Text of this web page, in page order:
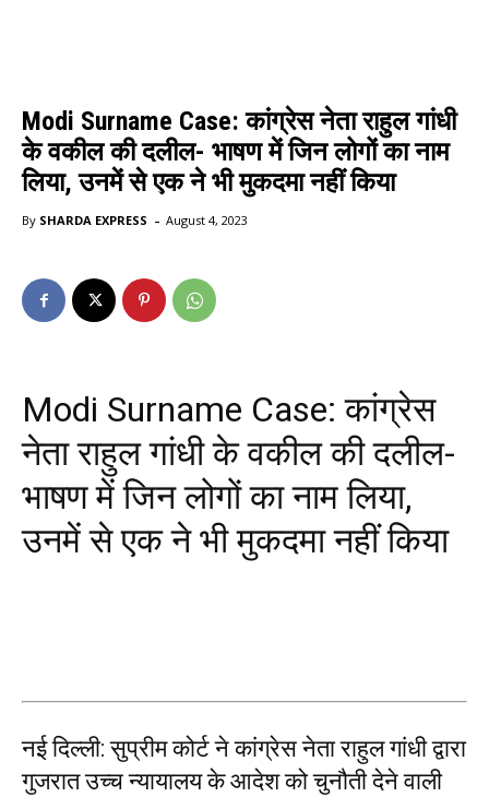
Modi Surname Case: कांग्रेस नेता राहुल गांधी
के वकील की दलील- भाषण में जिन लोगों का नाम
लिया, उनमें से एक ने भी मुकदमा नहीं किया
By SHARDA EXPRESS - August 4, 2023
Modi Surname Case: कांग्रेस
नेता राहुल गांधी के वकील की दलील-
भाषण में जिन लोगों का नाम लिया,
उनमें से एक ने भी मुकदमा नहीं किया
नई दिल्ली: सुप्रीम कोर्ट ने कांग्रेस नेता राहुल गांधी द्वारा
गुजरात उच्च न्यायालय के आदेश को चुनौती देने वाली